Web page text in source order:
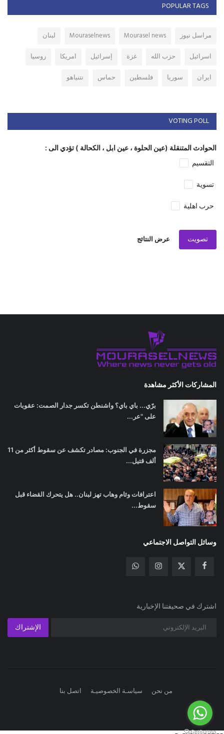
POPULAR TAGS
مراسل نيوز Mourasel news
Mouraselnews
لبنان
اسرائيل
حزب الله غزة إسرائيل امريكا
روسيا
ايران
سوريا فلسطين حماس نتنياهو
VOTING POLL
الحوادث المتنقلة (عين الحلوة ، عين ابل ، الكحالة ) تؤدي الى :
التقسيم
تسوية
حرب اهلية
تصويت عرض النتائج
المشاركات الأكثر مشاهدة
برّي... باي باي؟ واشنطن تكسر جدار الصمت: عقوبات
على "عر...
مجزرة في الجنوب: مصادر تكشف عن سقوط أكثر من 11
ألف قتيل...
اعترافات وئام وهاب تهز لبنان.. هل يتحرك القضاء قبل
سقوط...
وسائل التواصل الاجتماعي
اشترك في صحيفتنا الإخبارية
الإشتراك
من نحن سياسـة الخصوصيـة اتصل بنا